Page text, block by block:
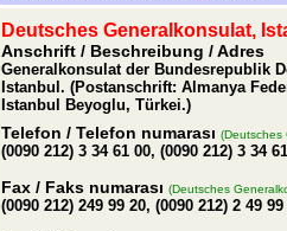
Deutsches Generalkonsulat,
Anschrift / Beschreibung / Adres
Generalkonsulat der Bundesrepublik
Istanbul. (Postanschrift: Almanya
Istanbul Beyoglu, Türkei.)
Telefon / Telefon numarası (Deutsches
(0090 212) 3 34 61 00, (0090 212) 3 34
Fax / Faks numarası (Deutsches
(0090 212) 249 99 20, (0090 212) 2 49